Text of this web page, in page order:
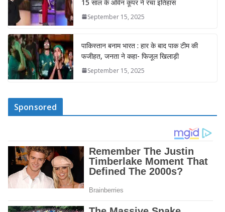
15 साल के ओवेन कूपर ने रचा इतिहास
September 15, 2025
पाकिस्तान बनाम भारत : हार के बाद पाक टीम की
फजीहत, जनता ने कहा- फिजूल खिलाड़ी
September 15, 2025
Sponsored